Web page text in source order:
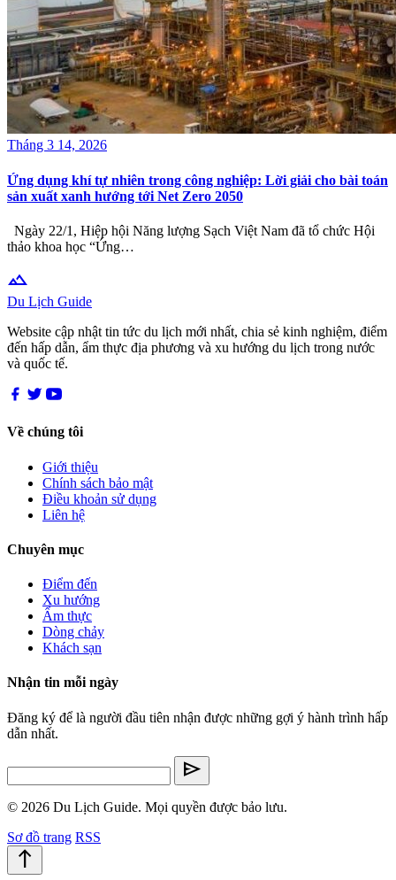
Tháng 3 14, 2026
Ứng dụng khí tự nhiên trong công nghiệp: Lời giải cho bài toán
sản xuất xanh hướng tới Net Zero 2050
Ngày 22/1, Hiệp hội Năng lượng Sạch Việt Nam đã tổ chức Hội
thảo khoa học “Ứng…
terrain
Du Lịch Guide
Website cập nhật tin tức du lịch mới nhất, chia sẻ kinh nghiệm, điểm
đến hấp dẫn, ẩm thực địa phương và xu hướng du lịch trong nước
và quốc tế.
Về chúng tôi
Giới thiệu
Chính sách bảo mật
Điều khoản sử dụng
Liên hệ
Chuyên mục
Điểm đến
Xu hướng
Ẩm thực
Dòng chảy
Khách sạn
Nhận tin mỗi ngày
Đăng ký để là người đầu tiên nhận được những gợi ý hành trình hấp
dẫn nhất.
send
© 2026 Du Lịch Guide. Mọi quyền được bảo lưu.
Sơ đồ trang RSS
north